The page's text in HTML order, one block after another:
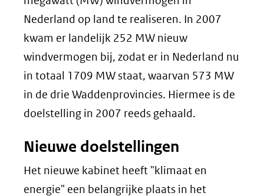
Nederland op land te realiseren. In 2007
kwam er landelijk 252 MW nieuw
windvermogen bij, zodat er in Nederland nu
in totaal 1709 MW staat, waarvan 573 MW
in de drie Waddenprovincies. Hiermee is de
doelstelling in 2007 reeds gehaald.
Nieuwe doelstellingen
Het nieuwe kabinet heeft "klimaat en
energie" een belangrijke plaats in het